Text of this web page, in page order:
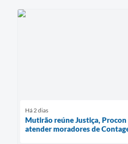
Há 2 dias
Mutirão reúne Justiça, Procon
atender moradores de